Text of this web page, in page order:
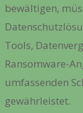
bewältigen,
Tools,
Ransomware-
umfassenden
gewährleistet.